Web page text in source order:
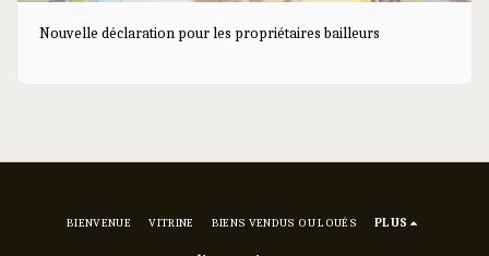
Nouvelle déclaration pour les propriétaires bailleurs
BIENVENUE VITRINE BIENS VENDUS OU LOUÉS PLUS